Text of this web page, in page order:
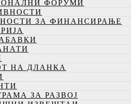
ФОРУМИ
ЗА ФИНАНСИРАЊЕ
НА ДЛАНКА
ЗА РАЗВОЈ